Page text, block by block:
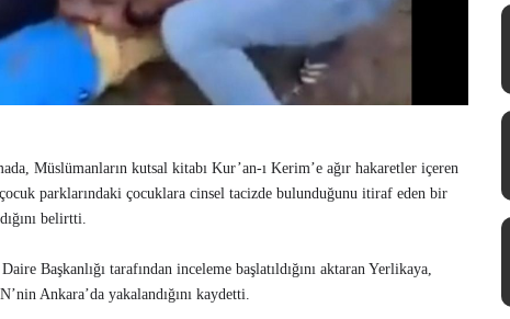
Müslümanların kutsal kitabı Kur’an-ı Kerim’e ağır hakaretler içeren
parklarındaki çocuklara cinsel tacizde bulunduğunu itiraf eden bir
belirtti.
Başkanlığı tarafından inceleme başlatıldığını aktaran Yerlikaya,
Ankara’da yakalandığını kaydetti.